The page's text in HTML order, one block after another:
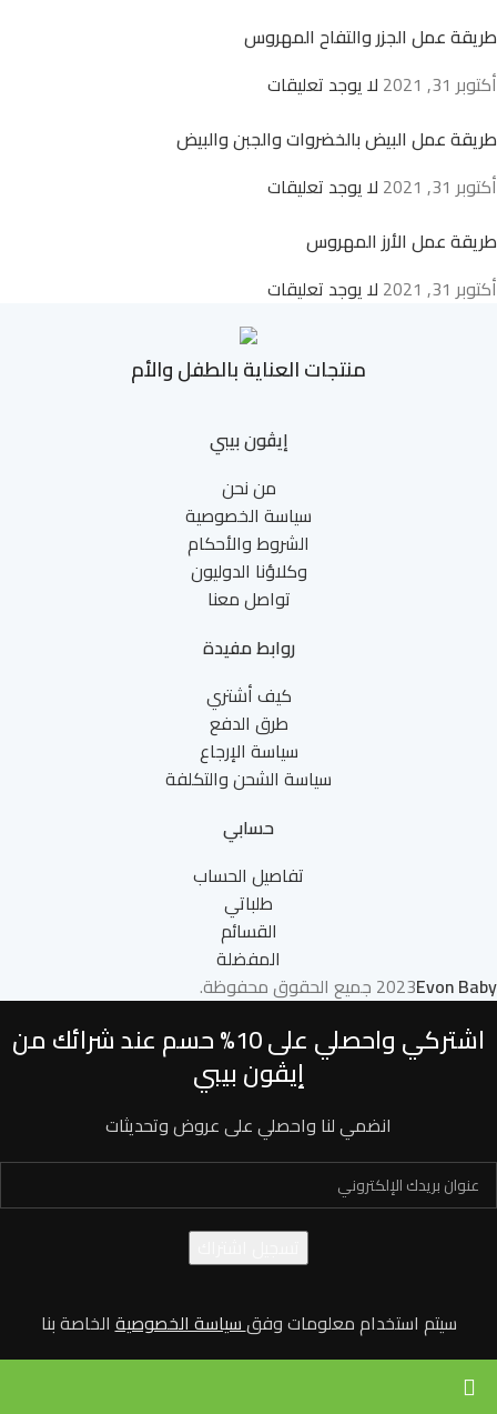
طريقة عمل الجزر والتفاح المهروس
أكتوبر 31, 2021
لا يوجد تعليقات
طريقة عمل البيض بالخضروات والجبن والبيض
أكتوبر 31, 2021
لا يوجد تعليقات
طريقة عمل الأرز المهروس
أكتوبر 31, 2021
لا يوجد تعليقات
منتجات العناية بالطفل والأم
إيڤون بيبي
من نحن
سياسة الخصوصية
الشروط والأحكام
وكلاؤنا الدوليون
تواصل معنا
روابط مفيدة
كيف أشتري
طرق الدفع
سياسة الإرجاع
سياسة الشحن والتكلفة
حسابي
تفاصيل الحساب
طلباتي
القسائم
المفضلة
2023Evon Baby جميع الحقوق محفوظة.
اشتركي واحصلي على 10% حسم عند شرائك من
إيڤون بيبي
انضمي لنا واحصلي على عروض وتحديثات
سيتم استخدام معلومات وفقسياسة الخصوصيةالخاصة بنا